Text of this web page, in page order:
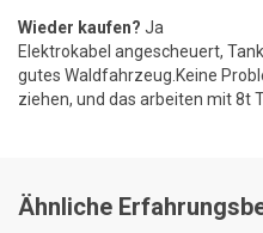
Wieder kaufen? Ja
Elektrokabel angescheuert,
gutes Waldfahrzeug.Keine
ziehen, und das arbeiten mit 8t
Ähnliche